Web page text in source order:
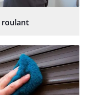
roulant